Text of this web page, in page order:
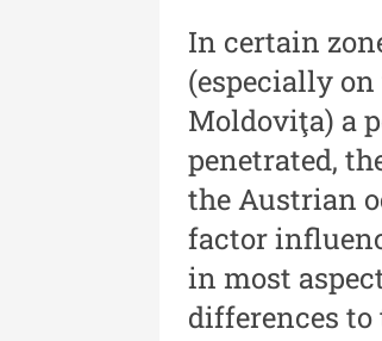
XLIII - 2024
Revista
XLII - 2023
Indexul
In certain
(especially
Moldoviţa) a
penetrated,
the Austrian
factor
in most
differences